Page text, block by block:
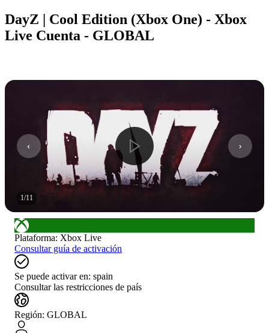
DayZ | Cool Edition (Xbox One) - Xbox
Live Cuenta - GLOBAL
1/11
Plataforma: Xbox Live
Consultar guía de activación
Se puede activar en: spain
Consultar las restricciones de país
Región: GLOBAL